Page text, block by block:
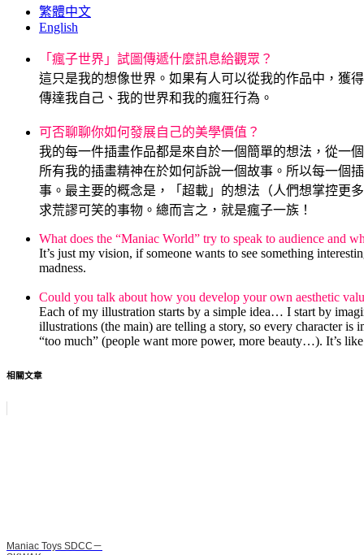
繁體中文
English
「瘋子世界」試圖傳遞什麼訊息給觀眾？
這只是我的想像世界。如果有人可以從我的作品中，獲
傳達我自己、我的世界和我的瘋狂行為。
可否聊聊你如何發展自己的美學價值？
我的每一件插畫作品都是來自於一個簡單的想法，從一
所有我的插畫精神在於如何訴說一個故事。所以每一個
事。最主要的概念是，「超載」的想法（人們想掌控更
求荒謬可笑的事物。總而言之，就是瘋子一族！
What does the “Maniac World” try to speak to audience and
It’s just my vision, if someone wants to see something
madness.
Could you talk about how you develop your own aesthetic
Each of my illustration starts by a simple idea… I start by
illustrations (the main) are telling a story, so every character is
“too much” (people want more power, more beauty…). It’s
相關文章
Maniac Toys SDCC－